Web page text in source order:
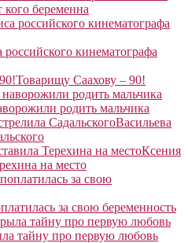
кого беременна
российского кинематографа
Товарищу Саахову – 90!
родить мальчика
Васильева
Ксения
на место
за свою беременность
тайну про первую любовь